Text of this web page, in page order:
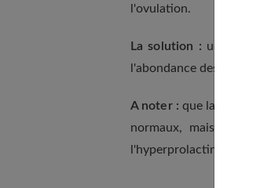
l'ovulation.
La solution : un
l'abondance des règles.
A noter : que la
normaux, mais risque
l'hyperprolactinémie.